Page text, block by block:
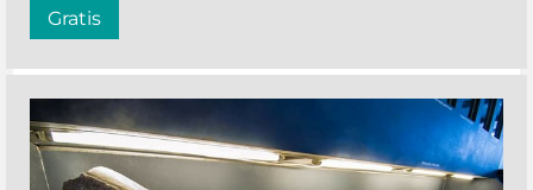
Gratis